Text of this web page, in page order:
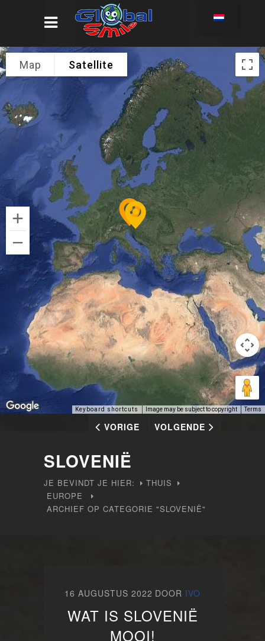
Map Satellite
Keyboard shortcuts Image may be subject to copyright Terms
SLOVENIË
JE BEVINDT JE HIER:
THUIS
EUROPE
ARCHIEF OP CATEGORIE "SLOVENIË"
VORIGE VOLGENDE
16 AUGUSTUS 2022 DOOR IVO
WAT IS SLOVENIË
MOOI!